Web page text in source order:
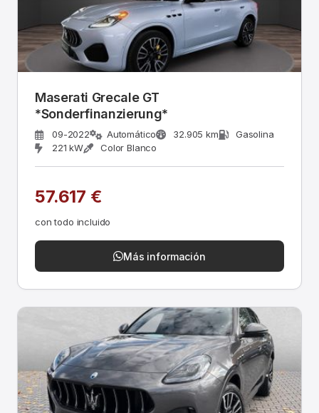
Maserati Grecale GT
*Sonderfinanzierung*
09-2022 Automático 32.905 km
Gasolina
221 kW
Color Blanco
57.617 €
con todo incluido
Más información